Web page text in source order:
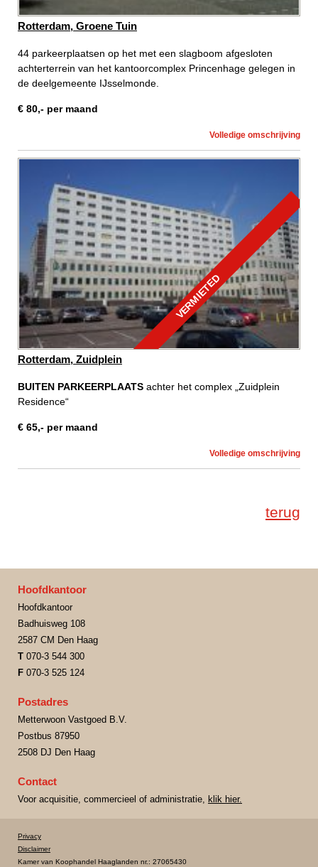
Rotterdam, Groene Tuin
44 parkeerplaatsen op het met een slagboom afgesloten
achterterrein van het kantoorcomplex Princenhage gelegen in
de deelgemeente IJsselmonde.
€ 80,- per maand
Volledige omschrijving
VERMIETED
Rotterdam, Zuidplein
BUITEN PARKEERPLAATS achter het complex „Zuidplein
Residence“
€ 65,- per maand
Volledige omschrijving
terug
Hoofdkantoor
Hoofdkantoor
Badhuisweg 108
2587 CM Den Haag
T 070-3 544 300
F 070-3 525 124
Postadres
Metterwoon Vastgoed B.V.
Postbus 87950
2508 DJ Den Haag
Contact
Voor acquisitie, commercieel of administratie, klik hier.
Privacy
Disclaimer
Kamer van Koophandel Haaglanden nr.: 27065430